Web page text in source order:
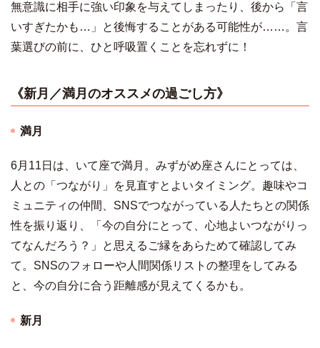
無意識に相手に強い印象を与えてしまったり、後から「言
いすぎたかも…」と後悔することがある可能性が……。言
葉選びの前に、ひと呼吸置くことを忘れずに！
《新月／満月のオススメの過ごし方》
満月
6月11日は、いて座で満月。みずがめ座さんにとっては、
人との「つながり」を見直すとよいタイミング。趣味やコ
ミュニティの仲間、SNSでつながっている人たちとの関係
性を振り返り、「今の自分にとって、心地よいつながりっ
てなんだろう？」と思えるご縁をあらためて確認してみ
て。SNSのフォローや人間関係リストの整理をしてみる
と、今の自分に合う距離感が見えてくるかも。
新月